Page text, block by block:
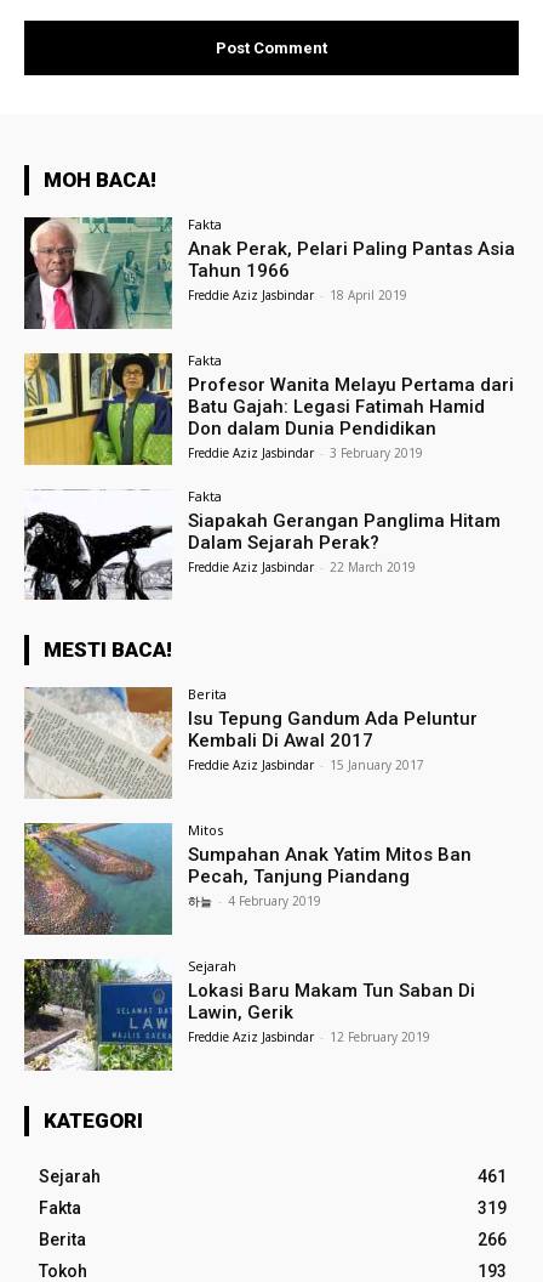
MOH BACA!
Fakta
Anak Perak, Pelari Paling Pantas Asia
Tahun 1966
Freddie Aziz Jasbindar - 18 April 2019
Fakta
Profesor Wanita Melayu Pertama dari
Batu Gajah: Legasi Fatimah Hamid
Don dalam Dunia Pendidikan
Freddie Aziz Jasbindar - 3 February 2019
Fakta
Siapakah Gerangan Panglima Hitam
Dalam Sejarah Perak?
Freddie Aziz Jasbindar - 22 March 2019
MESTI BACA!
Berita
Isu Tepung Gandum Ada Peluntur
Kembali Di Awal 2017
Freddie Aziz Jasbindar - 15 January 2017
Mitos
Sumpahan Anak Yatim Mitos Ban
Pecah, Tanjung Piandang
하늘 - 4 February 2019
Sejarah
Lokasi Baru Makam Tun Saban Di
Lawin, Gerik
Freddie Aziz Jasbindar - 12 February 2019
KATEGORI
Sejarah
461
Fakta
319
Berita
266
Tokoh
193